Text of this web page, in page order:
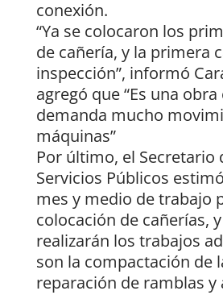
conexión.
“Ya se colocaron los
de cañería, y la primera
inspección”, informó
agregó que “Es una
demanda mucho
máquinas”
Por último, el Secretario
Servicios Públicos
mes y medio de trabajo
colocación de cañerías,
realizarán los trabajos
son la compactación de
reparación de ramblas y